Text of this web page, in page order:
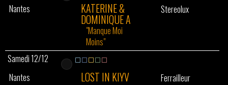
Nantes
KATERINE &
DOMINIQUE A
"Manque Moi
Moins"
Stereolux
Samedi 12/12
Nantes
LOST IN KIYV
Ferrailleur